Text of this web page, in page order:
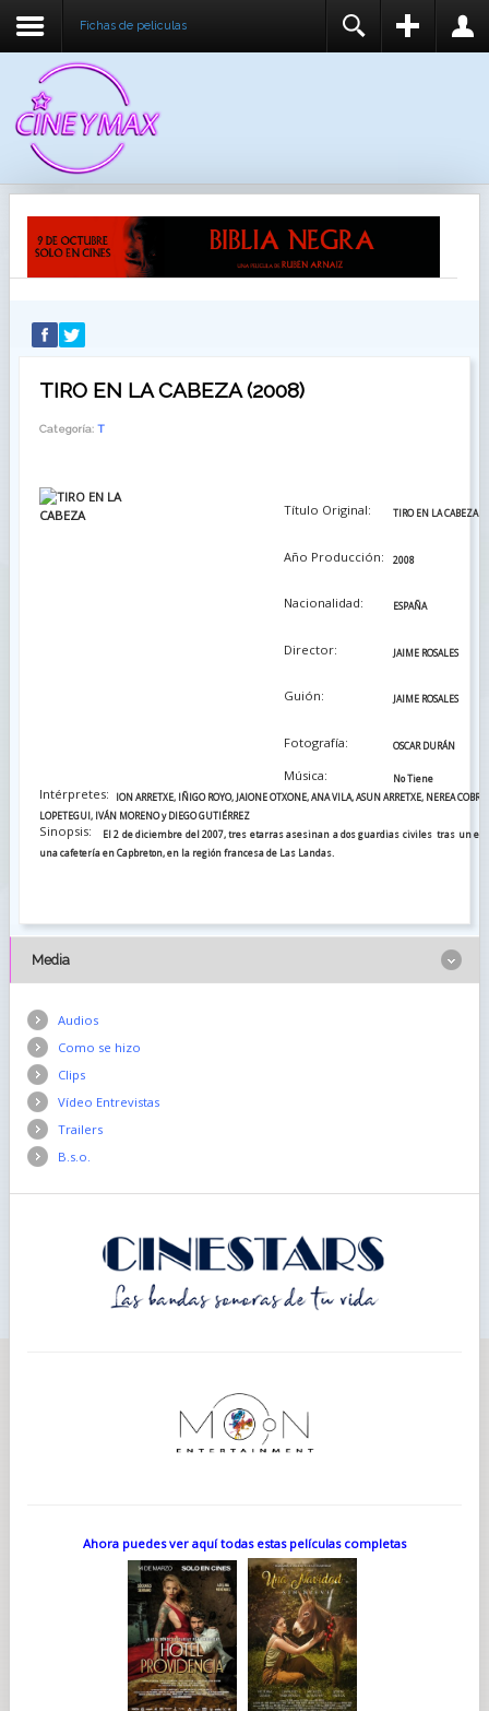
Fichas de peliculas
RECUÉRDEME
IDENTIFICARSE
REGISTER
TIRO EN LA CABEZA (2008)
Categoría: T
Título Original: TIRO EN LA CABEZA
Año Producción: 2008
Nacionalidad: ESPAÑA
Director: JAIME ROSALES
Guión: JAIME ROSALES
Fotografía: OSCAR DURÁN
Música: No Tiene
Intérpretes:
ION ARRETXE, IÑIGO ROYO, JAIONE OTXONE, ANA VILA, ASUN ARRETXE, NEREA
LOPETEGUI, IVÁN MORENO y DIEGO GUTIÉRREZ
Sinopsis:
El 2 de diciembre del 2007, tres etarras asesinan a dos guardias civiles tras un
una cafetería en Capbreton, en la región francesa de Las Landas.
Media
Audios
Como se hizo
Clips
Vídeo Entrevistas
Trailers
B.s.o.
Ahora puedes ver aquí todas estas películas completas